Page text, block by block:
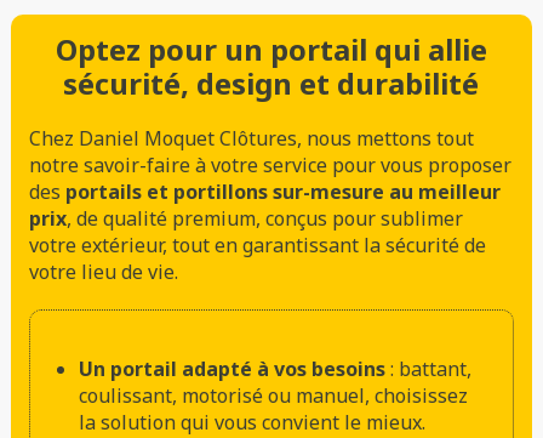
Optez pour un portail qui allie
sécurité, design et durabilité
Chez Daniel Moquet Clôtures, nous mettons tout
notre savoir-faire à votre service pour vous proposer
des portails et portillons sur-mesure au meilleur
prix, de qualité premium, conçus pour sublimer
votre extérieur, tout en garantissant la sécurité de
votre lieu de vie.
Un portail adapté à vos besoins: battant,
coulissant, motorisé ou manuel, choisissez
la solution qui vous convient le mieux.